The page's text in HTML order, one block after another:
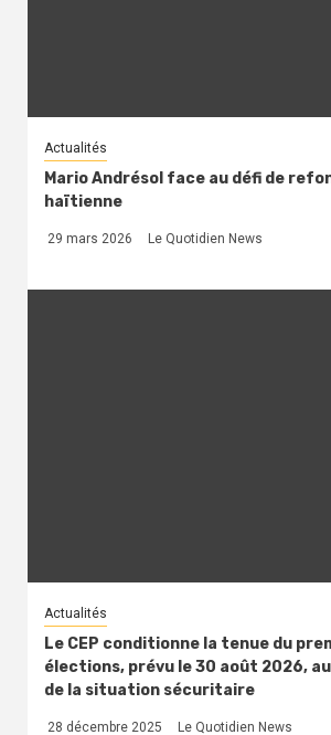
Actualités
Mario Andrésol face au défi de
haïtienne
29 mars 2026 Le Quotidien News
Actualités
Le CEP conditionne la tenue du
élections, prévu le 30 août 2026,
de la situation sécuritaire
28 décembre 2025 Le Quotidien News